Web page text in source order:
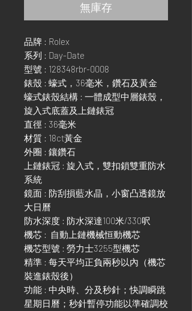
無庫存
品牌 : Rolex
系列 : Day-Date
型號 : 128348rbr-0008
錶殼 : 蠔式，36毫米，鑽石及黃金
蠔式錶殼結構 : 一體成型中層錶殼，
旋入式底蓋及上鏈錶冠
直徑 : 36毫米
材質 : 18ct黃金
外圈 : 鑲鑽石
上鏈錶冠 : 旋入式，雙扣鎖雙重防水
系統
鏡面 : 防刮損藍水晶，小窗凸透鏡放
大日曆
防水深度 : 防水深達100米/330呎
機芯 : 自動上鏈機械恒動機芯
機芯型號 : 勞力士3255型機芯
精準 : 每天平均正負兩秒以內（機芯
裝進錶殼後）
功能 : 中央時、分及秒針；快調瞬跳
星期日曆；秒針暫停功能以準確調校